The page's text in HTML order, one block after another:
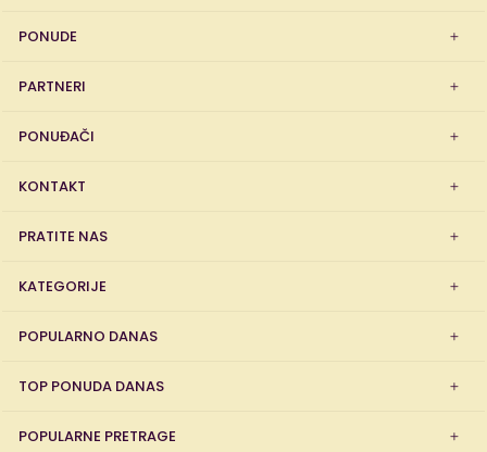
PONUDE
PARTNERI
PONUĐAČI
KONTAKT
PRATITE NAS
KATEGORIJE
POPULARNO DANAS
TOP PONUDA DANAS
POPULARNE PRETRAGE